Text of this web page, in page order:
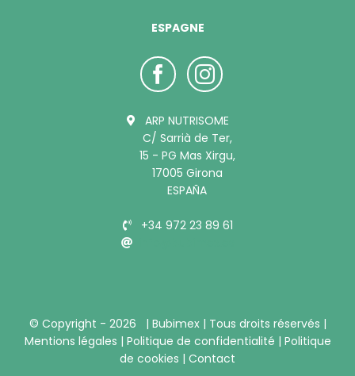
ESPAGNE
ARP NUTRISOME
C/ Sarrià de Ter,
15 - PG Mas Xirgu,
17005 Girona
ESPAÑA
+34 972 23 89 61
© Copyright - 2026 | Bubimex | Tous droits réservés |
Mentions légales | Politique de confidentialité | Politique
de cookies | Contact